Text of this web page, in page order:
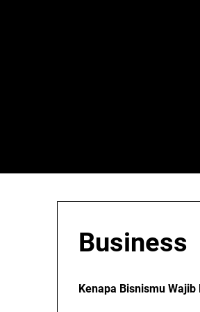
Business
Kenapa Bisnismu